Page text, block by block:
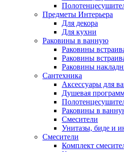
Предметы Интерьера
Для декора
Для кухни
Раковины в ванную
Раковины
Раковины
Раковины
Сантехника
Аксессуары для
Душевая
Раковины в
Смесители
Унитазы, биде и
Смесители
Комплект